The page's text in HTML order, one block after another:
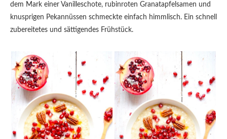
dem Mark einer Vanilleschote, rubinroten Granatapfelsamen und
knusprigen Pekannüssen schmeckte einfach himmlisch. Ein schnell
zubereitetes und sättigendes Frühstück.